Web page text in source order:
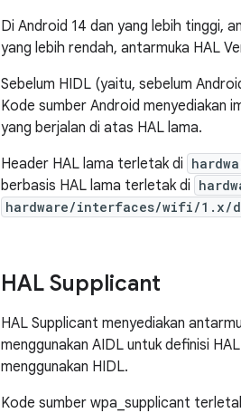
Di Android 14 dan yang lebih tinggi,
yang lebih rendah, antarmuka HAL
Sebelum HIDL (yaitu, sebelum
Kode sumber Android menyediakan
yang berjalan di atas HAL lama.
Header HAL lama terletak di
berbasis HAL lama terletak di
hardware/interfaces/wifi/1.x/
HAL Supplicant
HAL Supplicant menyediakan
menggunakan AIDL untuk definisi
menggunakan HIDL.
Kode sumber wpa_supplicant